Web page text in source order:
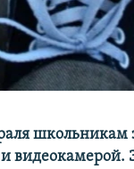
школьникам
видеокамерой.